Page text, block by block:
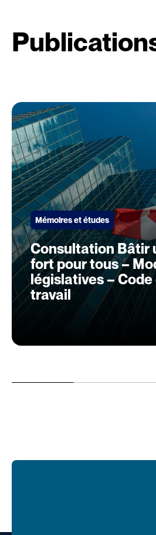
Mémoires et études
Consultation Bâtir
fort pour tous –
législatives –
travail